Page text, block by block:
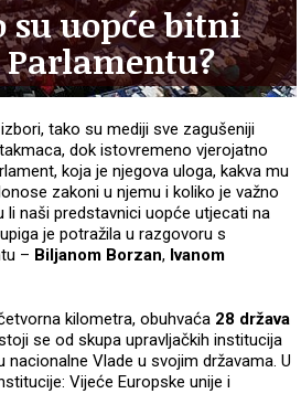
su uopće bitni
tako su mediji sve zagušeniji
dok istovremeno vjerojatno
koja je njegova uloga, kakva mu
zakoni u njemu i koliko je važno
li naši predstavnici uopće utjecati na
je potražila u razgovoru s
– Biljanom Borzan, Ivanom
kilometra, obuhvaća 28 država
se od skupa upravljačkih institucija
Vlade u svojim državama. U
Vijeće Europske unije i